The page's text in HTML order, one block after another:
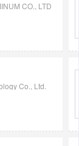
CO., LTD
Co., Ltd.